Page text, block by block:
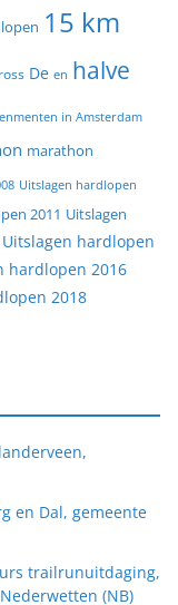
15 km
De en halve
in Amsterdam
marathon
Uitslagen hardlopen
2011 Uitslagen
Uitslagen hardlopen
hardlopen 2016
2018
en Dal, gemeente
trailrunuitdaging,
(NB)